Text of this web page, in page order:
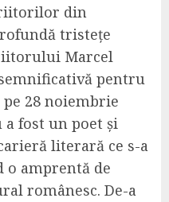
din
tristețe
Marcel
pentru
28 noiembrie
a fost un poet și
literară ce s-a
o amprentă de
românesc. De-a